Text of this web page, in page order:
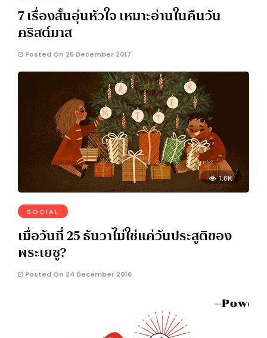
7 เรื่องสั้นอุ่นหัวใจ เหมาะอ่านในคืนวัน
คริสต์มาส
Posted On 25 December 2017
1.6K
SOCIAL
เมื่อวันที่ 25 ธันวาไม่ใช่แค่วันประสูติของ
พระเยซู?
Posted On 24 December 2016